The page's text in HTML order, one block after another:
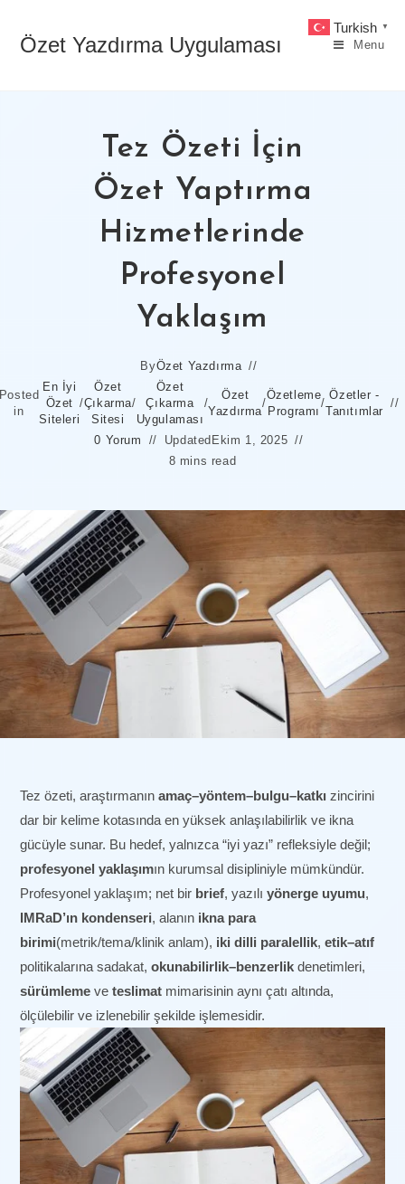
contentÖzet Yazdırma Uygulaması Menu
Tez Özeti İçin
Özet Yaptırma
Hizmetlerinde
Profesyonel
Yaklaşım
ByÖzet Yazdırma
in
En İyi
Özet
Siteleri
/
Özet
Çıkarma
Sitesi
/
Özet
Çıkarma
Uygulaması
/
Özet
Yazdırma
/
Özetleme
Programı
/
Özetler -
Tanıtımlar
0 Yorum Updated Ekim 1, 2025
8 mins read
Tez özeti, araştırmanınamaç–yöntem–bulgu–katkı zincirini
dar bir kelime kotasında en yüksek anlaşılabilirlik ve ikna
gücüyle sunar. Bu hedef, yalnızca “iyi yazı” refleksiyle değil;
profesyonel yaklaşımın kurumsal disipliniyle mümkündür.
Profesyonel yaklaşım; net bir brief, yazılıyönerge uyumu,
IMRaD’ın kondenseri, alanın ikna para
birimi(metrik/tema/klinik anlam), iki dilli paralellik,etik–atıf
politikalarına sadakat,okunabilirlik–benzerlik denetimleri,
sürümleme veteslimat mimarisinin aynı çatı altında,
ölçülebilir ve izlenebilir şekilde işlemesidir.
Turkish ▼